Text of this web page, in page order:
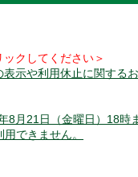
クしてください＞
示や利用休止に関する
8月21日（金曜日）18時
できません。